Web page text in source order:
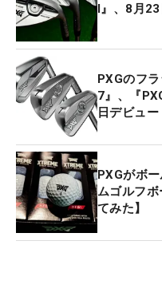
I』、8月
PXGのフ
7』、『
日デビュー
PXGがボ
ムゴルフ
てみた】